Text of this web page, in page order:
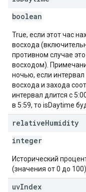
boolean
True, если этот час
восхода
противном случае
восходом).
ночью, если
восхода и захода
интервал длится с
в 5:59, то isDaytime
relativeHumidity
integer
Исторический
(значения от 0 до 100).
uvIndex